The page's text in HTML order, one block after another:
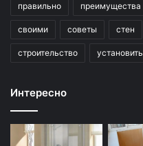
правильно преимущества
своими советы стен
строительство установить
Интересно